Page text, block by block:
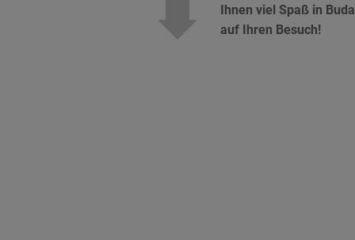
Ihnen viel Spaß in
auf Ihren Besuch!